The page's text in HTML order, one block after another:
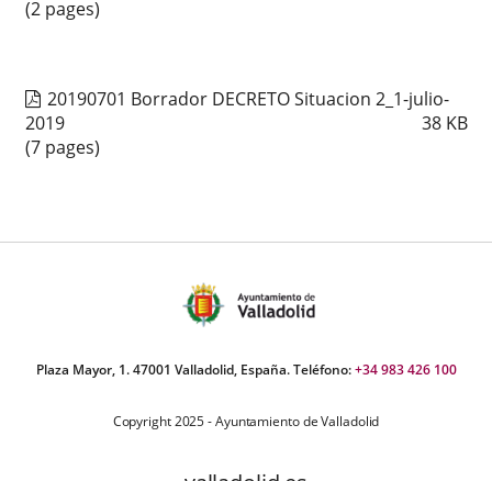
(2 pages)
20190701 Borrador DECRETO Situacion 2_1-julio-
2019
38 KB
(7 pages)
Plaza Mayor, 1. 47001 Valladolid, España. Teléfono:+34 983 426 100
Copyright 2025 - Ayuntamiento de Valladolid